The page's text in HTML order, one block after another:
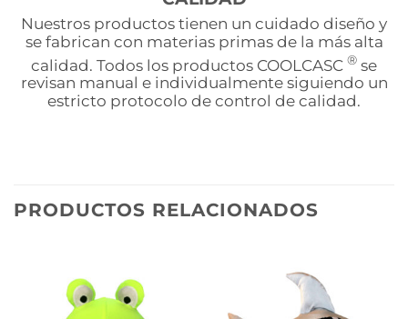
Nuestros productos tienen un cuidado diseño y
se fabrican con materias primas de la más alta
calidad. Todos los productos COOLCASC ® se
revisan manual e individualmente siguiendo un
estricto protocolo de control de calidad.
PRODUCTOS RELACIONADOS